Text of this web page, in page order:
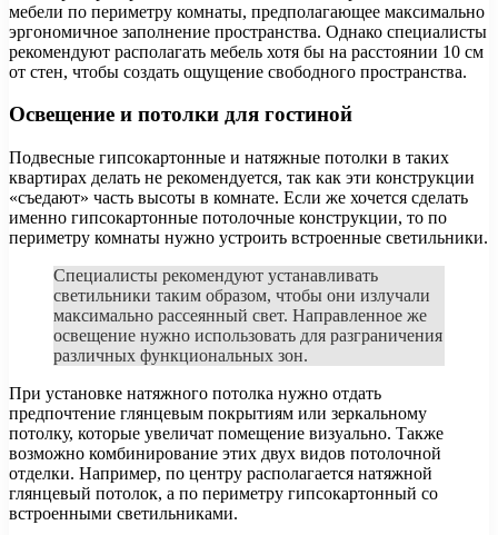
мебели по периметру комнаты, предполагающее максимально
эргономичное заполнение пространства. Однако специалисты
рекомендуют располагать мебель хотя бы на расстоянии 10 см
от стен, чтобы создать ощущение свободного пространства.
Освещение и потолки для гостиной
Подвесные гипсокартонные и натяжные потолки в таких
квартирах делать не рекомендуется, так как эти конструкции
«съедают» часть высоты в комнате. Если же хочется сделать
именно гипсокартонные потолочные конструкции, то по
периметру комнаты нужно устроить встроенные светильники.
Специалисты рекомендуют устанавливать
светильники таким образом, чтобы они излучали
максимально рассеянный свет. Направленное же
освещение нужно использовать для разграничения
различных функциональных зон.
При установке натяжного потолка нужно отдать
предпочтение глянцевым покрытиям или зеркальному
потолку, которые увеличат помещение визуально. Также
возможно комбинирование этих двух видов потолочной
отделки. Например, по центру располагается натяжной
глянцевый потолок, а по периметру гипсокартонный со
встроенными светильниками.